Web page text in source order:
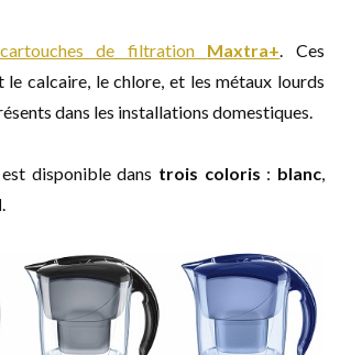
cartouches de filtration Maxtra+ . Ces
calcaire, le chlore, et les métaux lourds
dans les installations domestiques.
disponible dans trois coloris : blanc